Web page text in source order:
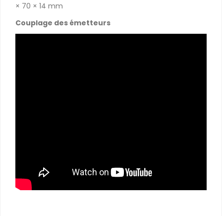
× 70 × 14 mm
Couplage des émetteurs